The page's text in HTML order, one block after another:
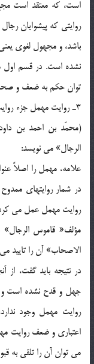
است، كه معتقد است
روايتى كه پيشوايان
باشد، و مجهول لغوى
نشده است. در قسم
توان حكم به ضعف و صحت
3ـ روايت مهمل جزء
(محمّد بن احمد بن
الرجال» مى نويسد:
علامه، مهمل را اصلاً
در شمار روايتهاى
روايت مهمل عمل مى
مؤلف« قاموس الرجال»
الاصحاب» آن را تاييد مى
در نتيجه بايد گفت،
جهل و قدح نشده است و
روايت مهمل وجود
اعتبارى و ضعف روايت
مى توان آن را تلقى به